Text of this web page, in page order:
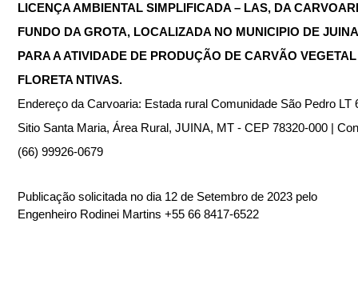
LICENÇA AMBIENTAL SIMPLIFICADA – LAS, DA
FUNDO DA GROTA, LOCALIZADA NO MUNICIPIO DE
PARA A ATIVIDADE DE PRODUÇÃO DE CARVÃO
FLORETA NTIVAS.
Endereço da Carvoaria: Estada rural Comunidade São Pedro LT
Sitio Santa Maria, Área Rural, JUINA, MT - CEP 78320-000 |
(66) 99926-0679
Publicação solicitada no dia 12 de Setembro de 2023 pelo
Engenheiro Rodinei Martins +55 66 8417-6522